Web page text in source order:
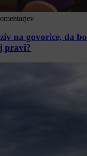
na govorice, da
pravi?